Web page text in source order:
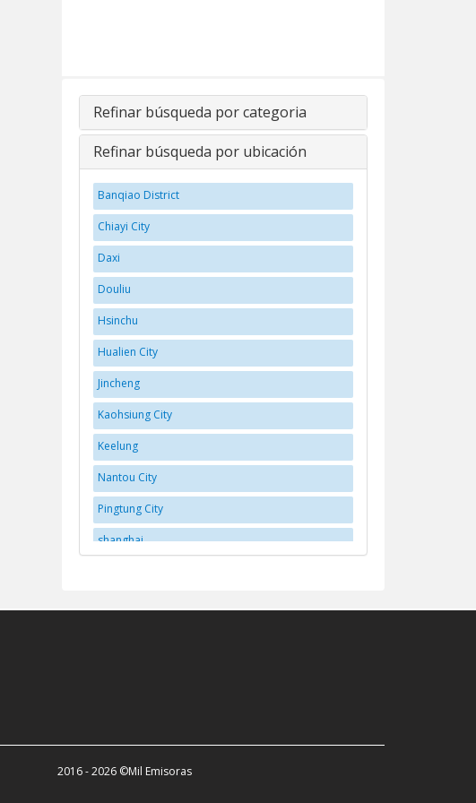
Refinar búsqueda por categoria
Refinar búsqueda por ubicación
Banqiao District
Chiayi City
Daxi
Douliu
Hsinchu
Hualien City
Jincheng
Kaohsiung City
Keelung
Nantou City
Pingtung City
shanghai
2016 - 2026 ©Mil Emisoras